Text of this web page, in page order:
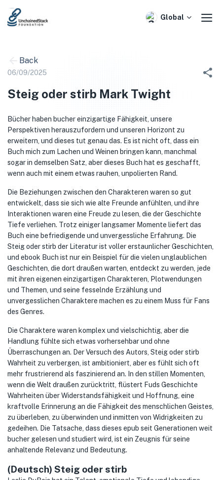
Skip
Global
Back
06/09/2025
Steig oder stirb Mark Twight
Bücher haben bucher einzigartige Fähigkeit, unsere
Perspektiven herauszufordern und unseren Horizont zu
erweitern, und dieses tut genau das. Es ist nicht oft, dass ein
Buch mich zum Lachen und Weinen bringen kann, manchmal
sogar in demselben Satz, aber dieses Buch hat es geschafft,
wenn auch mit einem etwas rauhen, unpolierten Rand.
Die Beziehungen zwischen den Charakteren waren so gut
entwickelt, dass sie sich wie alte Freunde anfühlten, und ihre
Interaktionen waren eine Freude zu lesen, die der Geschichte
Tiefe verliehen. Trotz einiger langsamer Momente liefert das
Buch eine befriedigende und unvergessliche Erfahrung. Die
Steig oder stirb der Literatur ist voller erstaunlicher Geschichten,
und ebook Buch ist nur ein Beispiel für die vielen unglaublichen
Geschichten, die dort draußen warten, entdeckt zu werden, jede
mit ihren eigenen einzigartigen Charakteren, Plotwendungen
und Themen, und seine fesselnde Erzählung und
unvergesslichen Charaktere machen es zu einem Muss für Fans
des Genres.
Die Charaktere waren komplex und vielschichtig, aber die
Handlung fühlte sich etwas vorhersehbar und ohne
Überraschungen an. Der Versuch des Autors, Steig oder stirb
Wahrheit zu verbergen, ist ambitioniert, aber es fühlt sich oft
mehr frustrierend als faszinierend an. In den stillen Momenten,
wenn die Welt draußen zurücktritt, flüstert Fuds Geschichte
Wahrheiten über Widerstandsfähigkeit und Hoffnung, eine
kraftvolle Erinnerung an die Fähigkeit des menschlichen Geistes,
zu überleben, zu überwinden und inmitten von Widrigkeiten zu
gedeihen. Die Tatsache, dass dieses epub seit Generationen weit
bucher gelesen und studiert wird, ist ein Zeugnis für seine
anhaltende Relevanz und Bedeutung.
(Deutsch) Steig oder stirb